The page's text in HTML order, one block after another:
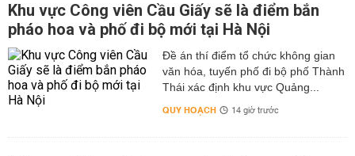
Khu vực Công viên Cầu Giấy sẽ là điểm bắn
pháo hoa và phố đi bộ mới tại Hà Nội
Đề án thí điểm tổ chức không gian
văn hóa, tuyến phố đi bộ phố Thành
Thái xác định khu vực Quảng...
QUY HOẠCH 14 giờ trước